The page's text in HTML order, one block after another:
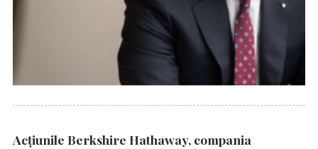
Acțiunile Berkshire Hathaway, compania